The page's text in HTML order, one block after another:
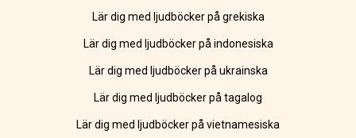
Lär dig med ljudböcker på grekiska
Lär dig med ljudböcker på indonesiska
Lär dig med ljudböcker på ukrainska
Lär dig med ljudböcker på tagalog
Lär dig med ljudböcker på vietnamesiska